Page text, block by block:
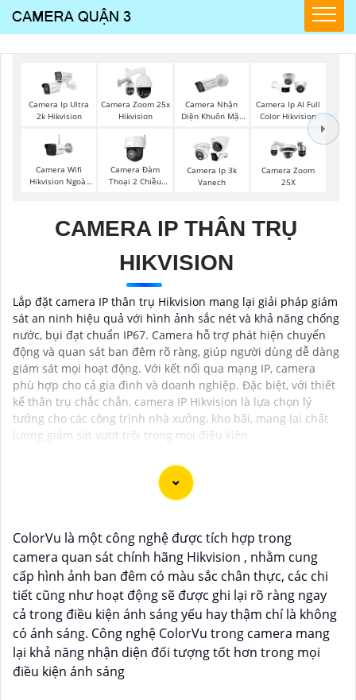
Camera Ip Ultra
2k Hikvision
Camera Zoom 25x
Hikvision
Camera Nhận
Diện Khuôn Mặt
Camera Ip AI Full
Color Hikvision
Camera Wifi
Hikvision Ngoài
Camera Đàm
Thoại 2 Chiều
Camera Ip 3k
Vanech
Camera Zoom
25X
CAMERA IP THÂN TRỤ
HIKVISION
Lắp đặt camera IP thân trụ Hikvision mang lại giải pháp giám
sát an ninh hiệu quả với hình ảnh sắc nét và khả năng chống
nước, bụi đạt chuẩn IP67. Camera hỗ trợ phát hiện chuyển
động và quan sát ban đêm rõ ràng, giúp người dùng dễ dàng
giám sát mọi hoạt động. Với kết nối qua mạng IP, camera
phù hợp cho cả gia đình và doanh nghiệp. Đặc biệt, với thiết
kế thân trụ chắc chắn, camera IP Hikvision là lựa chọn lý
tưởng cho các công trình nhà xưởng, kho bãi, mang lại chất
lượng giám sát vượt trội trong mọi điều kiện.
cho dự án lắp đặt camera Hikvision giá rẻ và chuyên
nghiệp:
Chào quý khách hàng,
Chúng tôi xin trân trọng giới thiệu đến quý vị dịch vụ
lắp đặt camera Hikvision giá rẻ và chuyên nghiệp cho
dự án của quý vị.
Với kinh nghiệm lâu năm trong lĩnh vực lắp đặt
ColorVu là một công nghệ được tích hợp trong
camera quan sát chính hãng Hikvision , nhằm cung
cấp hình ảnh ban đêm có màu sắc chân thực, các chi
tiết cũng như hoạt động sẽ được ghi lại rõ ràng ngay
cả trong điều kiện ánh sáng yếu hay thậm chí là không
có ánh sáng. Công nghệ ColorVu trong camera mang
lại khả năng nhận diện đối tượng tốt hơn trong mọi
điều kiện ánh sáng